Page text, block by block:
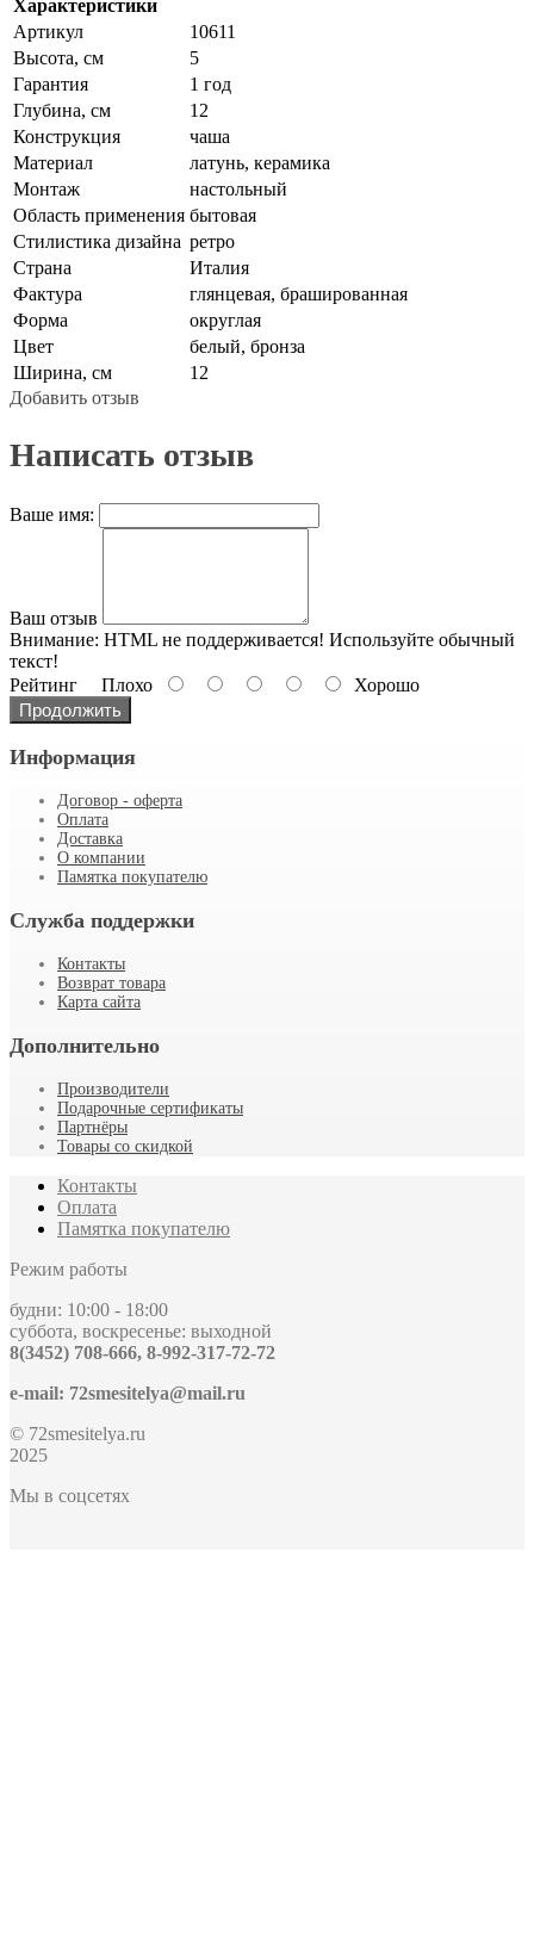
Характеристики
Артикул
10611
Высота, см
5
Гарантия
1 год
Глубина, см
12
Конструкция
чаша
Материал
латунь, керамика
Монтаж
настольный
Область применения бытовая
Стилистика дизайна ретро
Страна
Италия
Фактура
глянцевая, брашированная
Форма
округлая
Цвет
белый, бронза
Ширина, см
12
Добавить отзыв
Написать отзыв
Ваше имя:
Ваш отзыв
Внимание: HTML не поддерживается! Используйте обычный
текст!
Рейтинг Плохо
Хорошо
Продолжить
Информация
Договор - оферта
Оплата
Доставка
О компании
Памятка покупателю
Служба поддержки
Контакты
Возврат товара
Карта сайта
Дополнительно
Производители
Подарочные сертификаты
Партнёры
Товары со скидкой
Контакты
Оплата
Памятка покупателю
Режим работы
будни: 10:00 - 18:00
суббота, воскресенье: выходной
8(3452) 708-666, 8-992-317-72-72
e-mail: 72smesitelya@mail.ru
© 72smesitelya.ru
2025
Мы в соцсетях